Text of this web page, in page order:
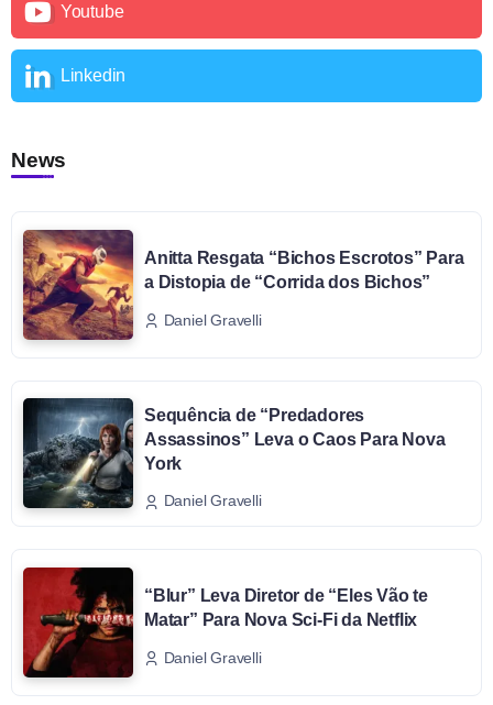
Youtube
Linkedin
News
Anitta Resgata “Bichos Escrotos” Para
a Distopia de “Corrida dos Bichos”
Daniel Gravelli
Sequência de “Predadores
Assassinos” Leva o Caos Para Nova
York
Daniel Gravelli
“Blur” Leva Diretor de “Eles Vão te
Matar” Para Nova Sci-Fi da Netflix
Daniel Gravelli